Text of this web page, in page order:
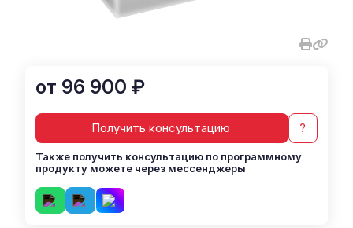
от 96 900 ₽
Получить консультацию ?
Также получить консультацию по программному
продукту можете через мессенджеры